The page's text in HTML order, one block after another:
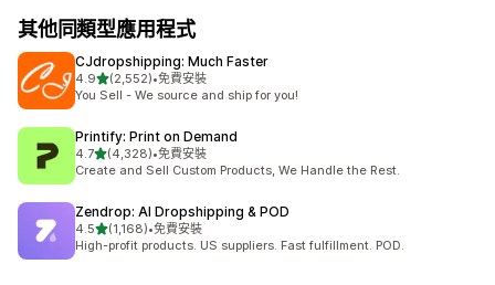
其他同類型應用程式
CJdropshipping: Much Faster
4.9滿分 5 顆星
(2,552)
共有 2552 則評價
•免費安裝
You Sell - We source and ship for you!
Printify: Print on Demand
4.7滿分 5 顆星
(4,328)
共有 4328 則評價
•免費安裝
Create and Sell Custom Products, We Handle the Rest.
Zendrop: AI Dropshipping & POD
4.5滿分 5 顆星
(1,168)
共有 1168 則評價
•免費安裝
High-profit products. US suppliers. Fast fulfillment. POD.